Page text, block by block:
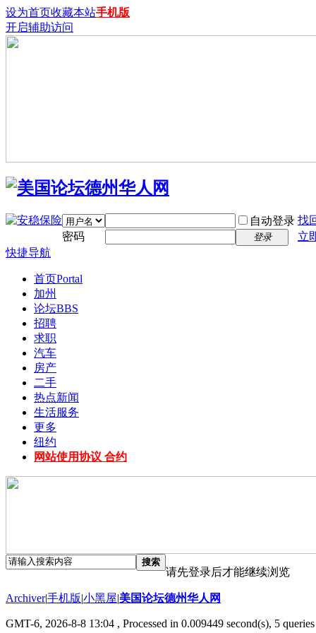
设为首页收藏本站手机版
开启辅助访问
自动登录 找
密码
登录
立
快捷导航
首页Portal
加州
论坛BBS
招聘
求职
汽车
房产
二手
热点新闻
生活服务
更多
纽约
网站使用协议 合约
搜索
请先登录后才能继续浏览
Archiver|手机版|小黑屋|美国论坛德州华人网
GMT-6, 2026-8-8 13:04 , Processed in 0.009449 second(s), 5